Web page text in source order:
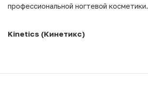
профессиональной ногтевой косметики.
Kinetics (Кинетикс)